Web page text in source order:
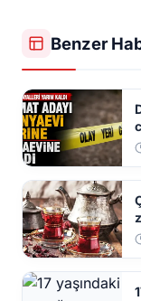
Benzer